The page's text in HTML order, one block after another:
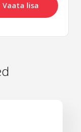
Vaata lisa